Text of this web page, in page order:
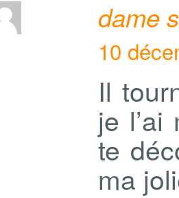
dame
10
Il
je
te
ma